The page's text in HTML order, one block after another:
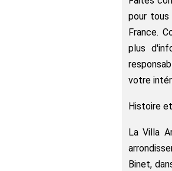
pour
France.
plus
votre
Histoire
La Villa
Binet,